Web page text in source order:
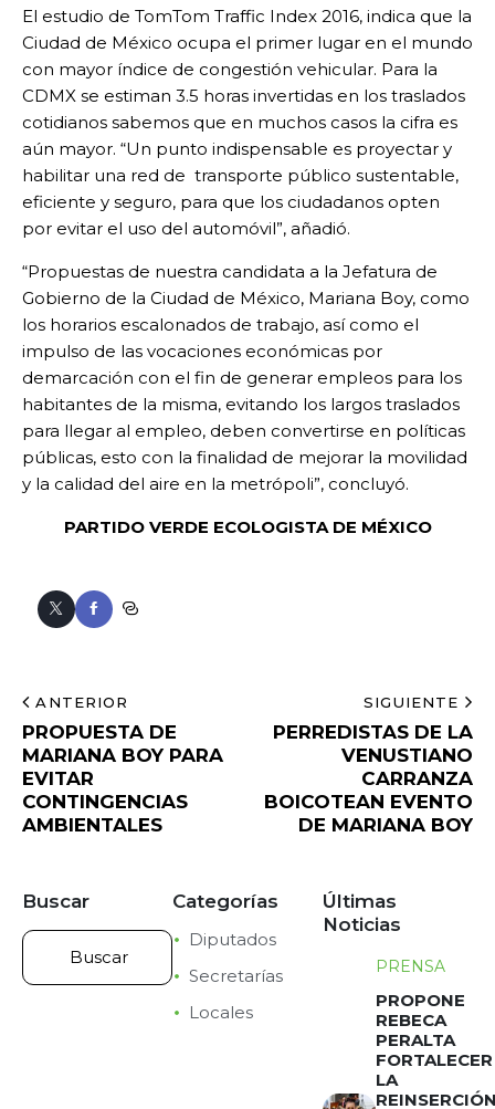
El estudio de TomTom Traffic Index 2016, indica que la
Ciudad de México ocupa el primer lugar en el mundo
con mayor índice de congestión vehicular. Para la
CDMX se estiman 3.5 horas invertidas en los traslados
cotidianos sabemos que en muchos casos la cifra es
aún mayor. “Un punto indispensable es proyectar y
habilitar una red de transporte público sustentable,
eficiente y seguro, para que los ciudadanos opten
por evitar el uso del automóvil”, añadió.
“Propuestas de nuestra candidata a la Jefatura de
Gobierno de la Ciudad de México, Mariana Boy, como
los horarios escalonados de trabajo, así como el
impulso de las vocaciones económicas por
demarcación con el fin de generar empleos para los
habitantes de la misma, evitando los largos traslados
para llegar al empleo, deben convertirse en políticas
públicas, esto con la finalidad de mejorar la movilidad
y la calidad del aire en la metrópoli”, concluyó.
PARTIDO VERDE ECOLOGISTA DE MÉXICO
ANTERIOR
PROPUESTA DE
MARIANA BOY PARA
EVITAR
CONTINGENCIAS
AMBIENTALES
SIGUIENTE
PERREDISTAS DE LA
VENUSTIANO
CARRANZA
BOICOTEAN EVENTO
DE MARIANA BOY
Buscar Categorías
Diputados
Secretarías
Locales
Últimas
Noticias
PRENSA
PROPONE
REBECA
PERALTA
FORTALECER
LA